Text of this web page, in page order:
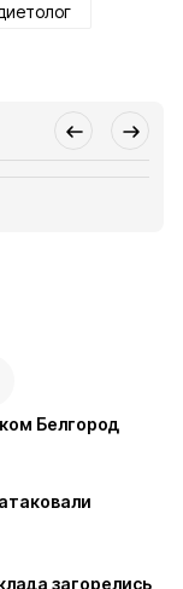
Белгород
загорелись